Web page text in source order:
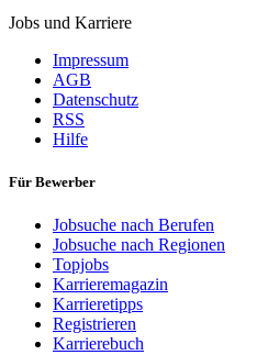
Jobs und Karriere
Impressum
AGB
Datenschutz
RSS
Hilfe
Für Bewerber
Jobsuche nach Berufen
Jobsuche nach Regionen
Topjobs
Karrieremagazin
Karrieretipps
Registrieren
Karrierebuch